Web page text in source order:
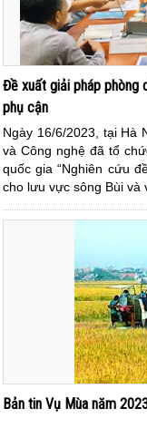
Đề xuất giải pháp phòng
phụ cận
Ngày 16/6/2023, tại Hà
và Công nghệ đã tổ
quốc gia “Nghiên cứu
cho lưu vực sông Bùi và
Bản tin Vụ Mùa năm